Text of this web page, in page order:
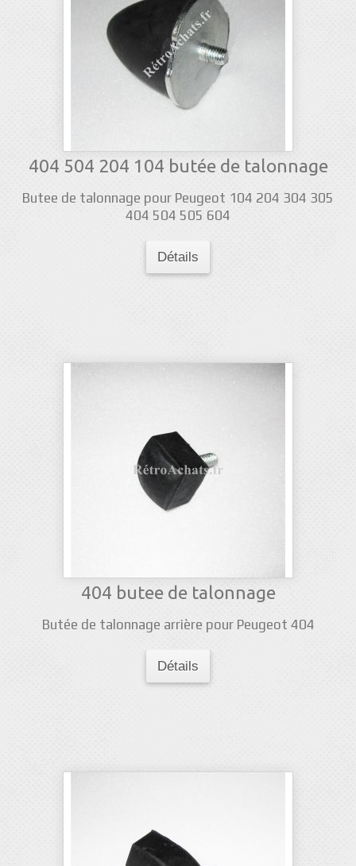
404 504 204 104 butée de talonnage
Butee de talonnage pour Peugeot 104 204 304 305
404 504 505 604
Détails
404 butee de talonnage
Butée de talonnage arrière pour Peugeot 404
Détails